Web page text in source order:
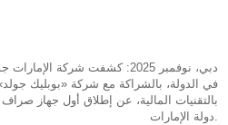
دبي، نوفمبر 2025: كشفت شركة
في الدولة، بالشراكة مع شركة «بوبليك جولد»
بالتقنيات المالية، عن إطلاق أول جهاز